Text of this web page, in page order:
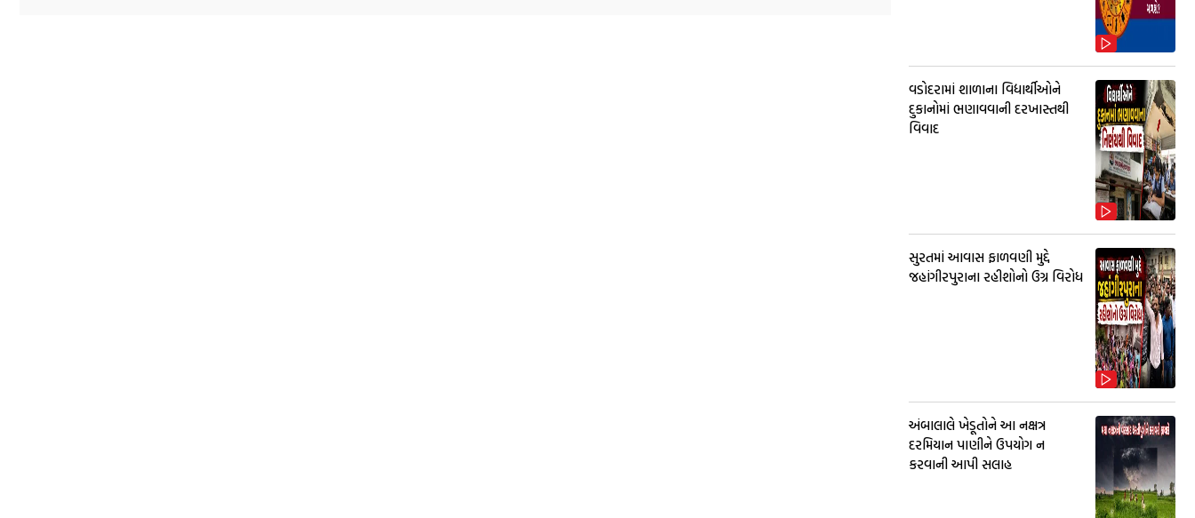
વડોદરામાં શાળાના વિદ્યાર્થીઓને
દુકાનોમાં ભણાવવાની દરખાસ્તથી
વિવાદ
સુરતમાં આવાસ ફાળવણી મુદ્દે
જહાંગીરપુરાના રહીશોનો ઉગ્ર વિરોધ
અંબાલાલે ખેડૂતોને આ નક્ષત્ર
દરમિયાન પાણીને ઉપયોગ ન
કરવાની આપી સલાહ